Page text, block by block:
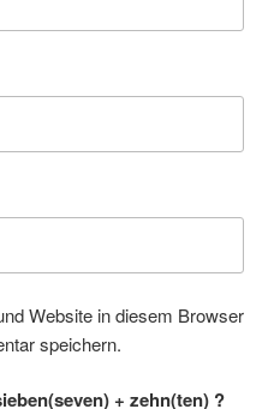
Website in diesem Browser
speichern.
+ zehn(ten) ?